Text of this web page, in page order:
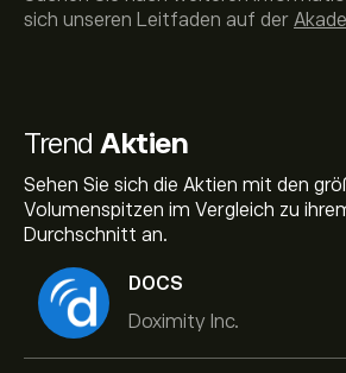
Trend Aktien
Sehen Sie sich die Aktien mit den
Volumenspitzen im Vergleich zu
Durchschnitt an.
DOCS
Doximity Inc.
sich unseren Leitfaden auf der